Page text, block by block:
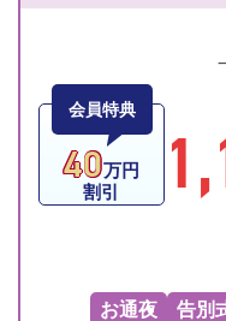
会員特典
40万円
割引
お通夜 告別